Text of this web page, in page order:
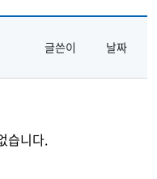
글쓴이 날짜
습니다.